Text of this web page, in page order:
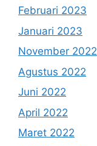
Februari 2023
Januari 2023
November 2022
Agustus 2022
Juni 2022
April 2022
Maret 2022